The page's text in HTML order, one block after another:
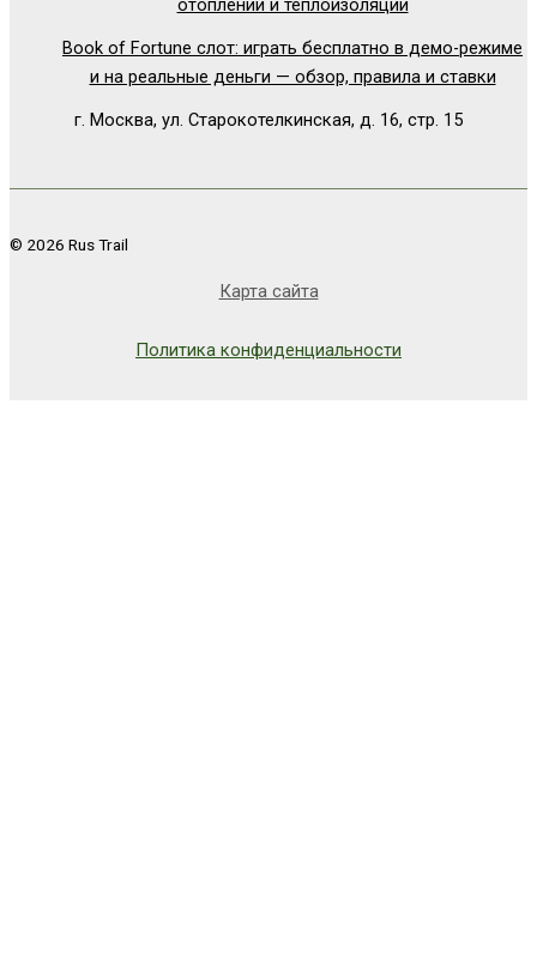
отоплении и теплоизоляции
Book of Fortune слот: играть бесплатно в демо-режиме
и на реальные деньги — обзор, правила и ставки
г. Москва, ул. Старокотелкинская, д. 16, стр. 15
© 2026 Rus Trail
Карта сайта
Политика конфиденциальности